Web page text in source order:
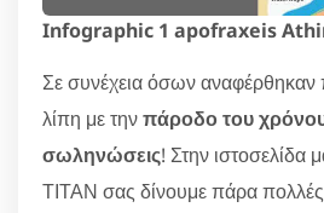
Infographic 1 apofraxeis
Σε συνέχεια όσων
λίπη με τηνπάροδο του
σωληνώσεις! Στην
ΤΙΤΑΝ σας δίνουμε πάρα